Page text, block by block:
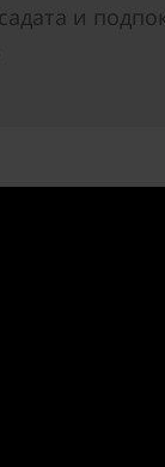
и